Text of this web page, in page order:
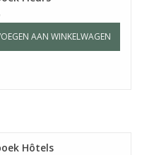
AAN WINKELWAGEN
Hôtels